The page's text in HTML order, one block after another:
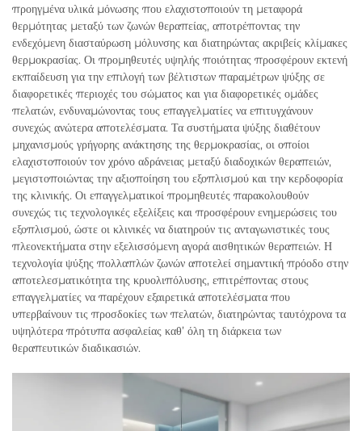
προηγμένα υλικά μόνωσης που ελαχιστοποιούν τη μεταφορά
θερμότητας μεταξύ των ζωνών θεραπείας, αποτρέποντας την
ενδεχόμενη διασταύρωση μόλυνσης και διατηρώντας ακριβείς κλίμακες
θερμοκρασίας. Οι προμηθευτές υψηλής ποιότητας προσφέρουν εκτενή
εκπαίδευση για την επιλογή των βέλτιστων παραμέτρων ψύξης σε
διαφορετικές περιοχές του σώματος και για διαφορετικές ομάδες
πελατών, ενδυναμώνοντας τους επαγγελματίες να επιτυγχάνουν
συνεχώς ανώτερα αποτελέσματα. Τα συστήματα ψύξης διαθέτουν
μηχανισμούς γρήγορης ανάκτησης της θερμοκρασίας, οι οποίοι
ελαχιστοποιούν τον χρόνο αδράνειας μεταξύ διαδοχικών θεραπειών,
μεγιστοποιώντας την αξιοποίηση του εξοπλισμού και την κερδοφορία
της κλινικής. Οι επαγγελματικοί προμηθευτές παρακολουθούν
συνεχώς τις τεχνολογικές εξελίξεις και προσφέρουν ενημερώσεις του
εξοπλισμού, ώστε οι κλινικές να διατηρούν τις ανταγωνιστικές τους
πλεονεκτήματα στην εξελισσόμενη αγορά αισθητικών θεραπειών. Η
τεχνολογία ψύξης πολλαπλών ζωνών αποτελεί σημαντική πρόοδο στην
αποτελεσματικότητα της κρυολιπόλυσης, επιτρέποντας στους
επαγγελματίες να παρέχουν εξαιρετικά αποτελέσματα που
υπερβαίνουν τις προσδοκίες των πελατών, διατηρώντας ταυτόχρονα τα
υψηλότερα πρότυπα ασφαλείας καθ’ όλη τη διάρκεια των
θεραπευτικών διαδικασιών.